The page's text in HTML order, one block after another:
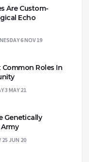
Are Custom-
Echo
6 NOV 19
Roles In
3 MAY 21
Genetically
25 JUN 20